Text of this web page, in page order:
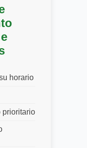
horario
prioritario